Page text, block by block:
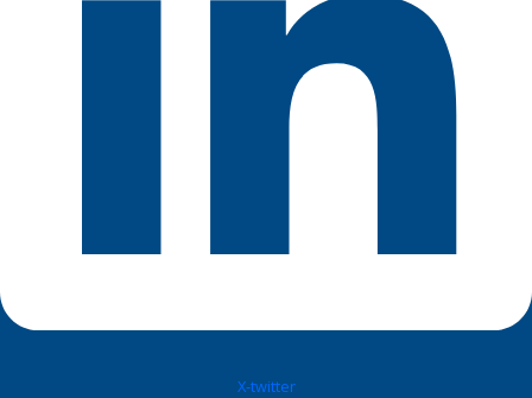
X-twitter